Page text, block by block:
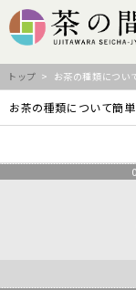
トップ > お茶の種類につい
お茶の種類について簡単
0